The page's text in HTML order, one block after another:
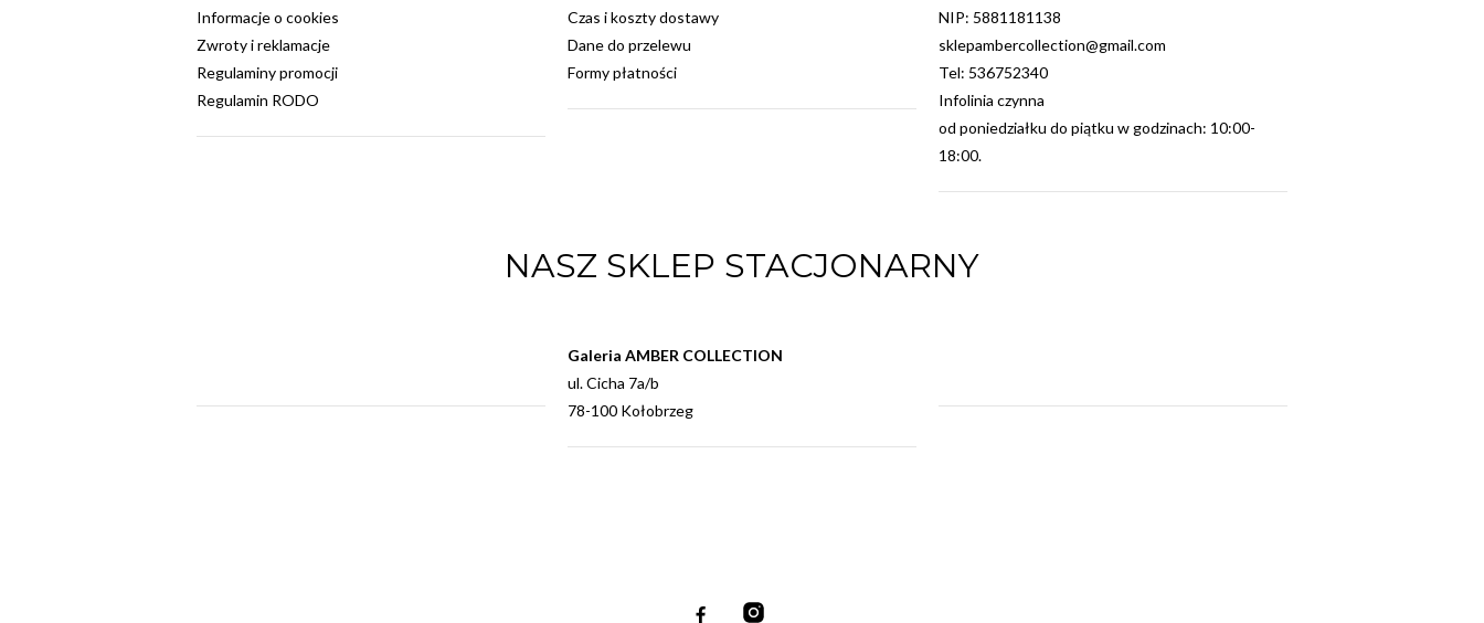
Informacje o cookies
Zwroty i reklamacje
Regulaminy promocji
Regulamin RODO
Czas i koszty dostawy
Dane do przelewu
Formy płatności
NIP: 5881181138
sklepambercollection@gmail.com
Tel: 536752340
Infolinia czynna
od poniedziałku do piątku w godzinach: 10:00-
18:00.
NASZ SKLEP STACJONARNY
Galeria AMBER COLLECTION
ul. Cicha 7a/b
78-100 Kołobrzeg